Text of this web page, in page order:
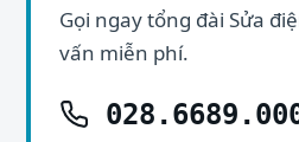
Gọi ngay tổng đài Sửa
vấn miễn phí.